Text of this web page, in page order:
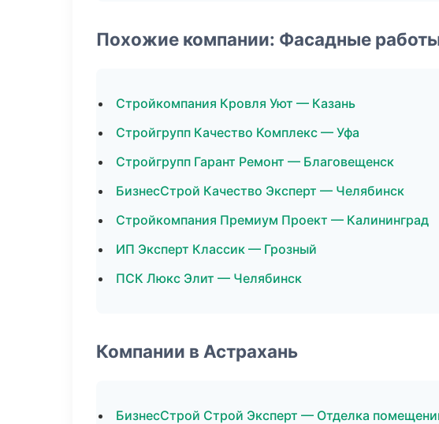
Похожие компании: Фасадные
Стройкомпания Кровля Уют — Казань
Стройгрупп Качество Комплекс — Уфа
Стройгрупп Гарант Ремонт — Благовещенск
БизнесСтрой Качество Эксперт — Челябинск
Стройкомпания Премиум Проект — Калининград
ИП Эксперт Классик — Грозный
ПСК Люкс Элит — Челябинск
Компании в Астрахань
БизнесСтрой Строй Эксперт — Отделка